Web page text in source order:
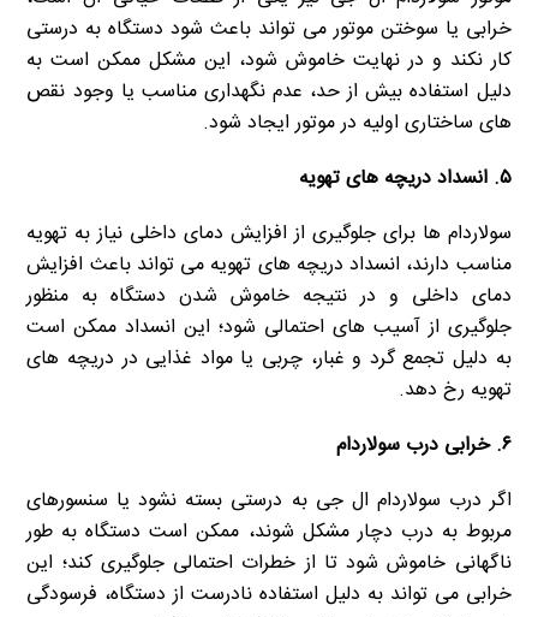
خرابی یا سوختن موتور می تواند باعث شود دستگاه به درستی
کار نکند و در نهایت خاموش شود، این مشکل ممکن است به
دلیل استفاده بیش از حد، عدم نگهداری مناسب یا وجود نقص
های ساختاری اولیه در موتور ایجاد شود.
۵. انسداد دریچه های تهویه
سولاردام ها برای جلوگیری از افزایش دمای داخلی نیاز به تهویه
مناسب دارند، انسداد دریچه های تهویه می تواند باعث افزایش
دمای داخلی و در نتیجه خاموش شدن دستگاه به منظور
جلوگیری از آسیب های احتمالی شود؛ این انسداد ممکن است
به دلیل تجمع گرد و غبار، چربی یا مواد غذایی در دریچه های
تهویه رخ دهد.
۶. خرابی درب سولاردام
اگر درب سولاردام ال جی به درستی بسته نشود یا سنسورهای
مربوط به درب دچار مشکل شوند، ممکن است دستگاه به طور
ناگهانی خاموش شود تا از خطرات احتمالی جلوگیری کند؛ این
خرابی می تواند به دلیل استفاده نادرست از دستگاه، فرسودگی